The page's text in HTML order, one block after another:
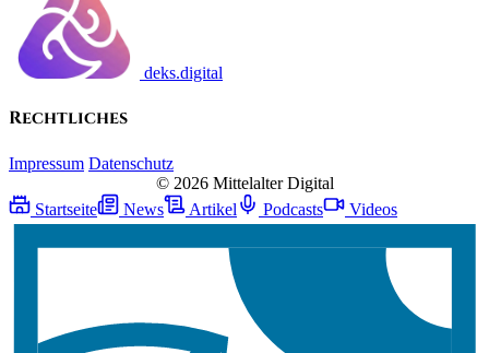
deks.digital
Rechtliches
Impressum Datenschutz
© 2026 Mittelalter Digital
Startseite
News Artikel Podcasts Videos